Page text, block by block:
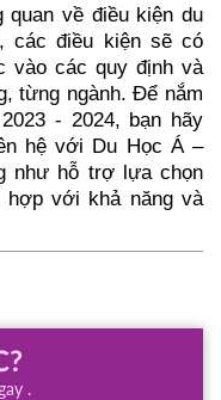
quan về điều kiện du
các điều kiện sẽ có
vào các quy định và
từng ngành. Để nắm
- 2024, bạn hãy
hệ với Du Học Á –
như hỗ trợ lựa chọn
hợp với khả năng và
.